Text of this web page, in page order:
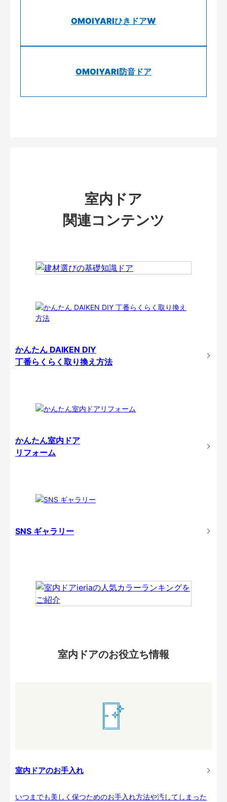
OMOIYARIひきドアW
OMOIYARI防音ドア
室内ドア
関連コンテンツ
かんたん DAIKEN DIY
丁番らくらく取り換え方法
かんたん室内ドア
リフォーム
SNS ギャラリー
室内ドアのお役立ち情報
室内ドアのお手入れ
いつまでも美しく保つためのお手入れ方法や汚してしまった